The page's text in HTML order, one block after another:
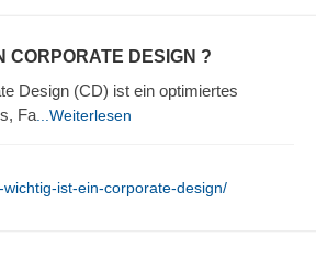
CORPORATE DESIGN ?
Design (CD) ist ein optimiertes
Fa ...Weiterlesen
ist-ein-corporate-design/